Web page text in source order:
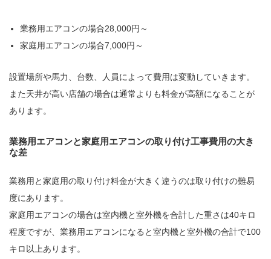
業務用エアコンの場合28,000円～
家庭用エアコンの場合7,000円～
設置場所や馬力、台数、人員によって費用は変動していきます。
また天井が高い店舗の場合は通常よりも料金が高額になることが
あります。
業務用エアコンと家庭用エアコンの取り付け工事費用の大き
な差
業務用と家庭用の取り付け料金が大きく違うのは取り付けの難易
度にあります。
家庭用エアコンの場合は室内機と室外機を合計した重さは40キロ
程度ですが、業務用エアコンになると室内機と室外機の合計で100
キロ以上あります。